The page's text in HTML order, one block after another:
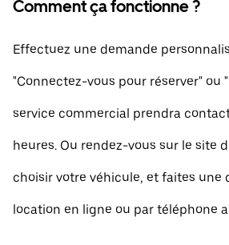
Comment ça fonctionne ?
Effectuez une demande
"Connectez-vous pour réserver" ou
service commercial prendra
heures. Ou rendez-vous sur le site
choisir votre véhicule, et faites une
location en ligne ou par téléphone